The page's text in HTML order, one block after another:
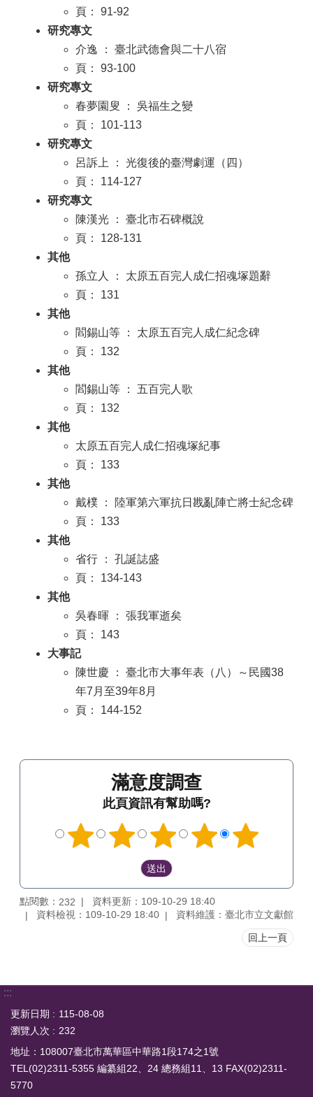
頁： 91-92
研究專文
介逸 ： 臺北武德會與二十八宿
頁： 93-100
研究專文
春夢園叟 ： 吳福生之變
頁： 101-113
研究專文
呂訴上 ： 光復後的臺灣劇運（四）
頁： 114-127
研究專文
陳漢光 ： 臺北市石碑概說
頁： 128-131
其他
孫立人 ： 太原五百完人成仁招魂塚題辭
頁： 131
其他
閻錫山等 ： 太原五百完人成仁紀念碑
頁： 132
其他
閻錫山等 ： 五百完人歌
頁： 132
其他
太原五百完人成仁招魂塚紀事
頁： 133
其他
戴樸 ： 陸軍第六軍抗日戡亂陣亡將士紀念碑
頁： 133
其他
省行 ： 孔誕誌盛
頁： 134-143
其他
吳春暉 ： 張我軍逝矣
頁： 143
大事記
陳世慶 ： 臺北市大事年表（八）～民國38
年7月至39年8月
頁： 144-152
滿意度調查
此頁資訊有幫助嗎?
點閱數： 232
資料更新：109-10-29 18:40
資料檢視：109-10-29 18:40
資料維護：臺北市立文獻館
回上一頁
:::
更新日期
115-08-08
瀏覽人次
232
地址：108007臺北市萬華區中華路1段174之1號
TEL(02)2311-5355 編纂組22、24 總務組11、13 FAX(02)2311-
5770